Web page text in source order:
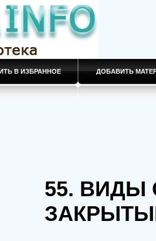
В ИЗБРАННОЕ ДОБАВИТЬ
55. ВИДЫ